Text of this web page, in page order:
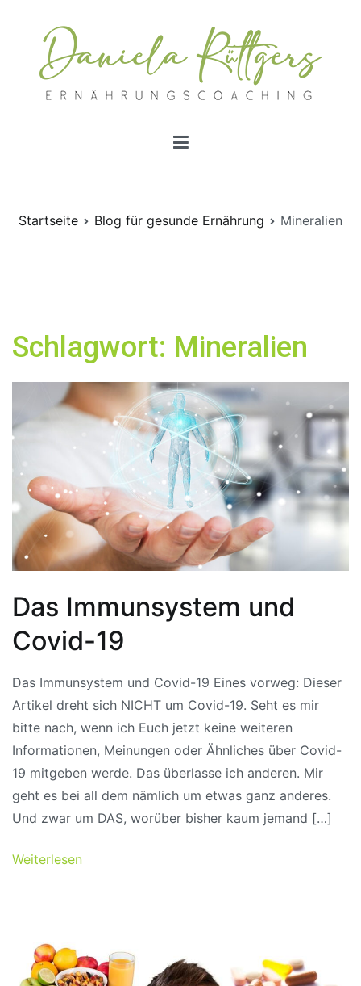
springen
Startseite Blog für gesunde Ernährung Mineralien
Schlagwort: Mineralien
Das Immunsystem und
Covid-19
Das Immunsystem und Covid-19 Eines vorweg: Dieser
Artikel dreht sich NICHT um Covid-19. Seht es mir
bitte nach, wenn ich Euch jetzt keine weiteren
Informationen, Meinungen oder Ähnliches über Covid-
19 mitgeben werde. Das überlasse ich anderen. Mir
geht es bei all dem nämlich um etwas ganz anderes.
Und zwar um DAS, worüber bisher kaum jemand […]
Weiterlesen